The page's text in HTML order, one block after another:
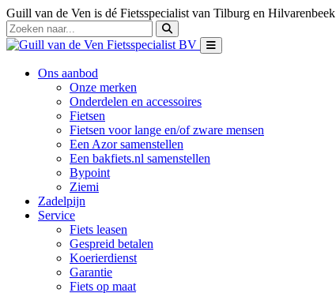
Guill van de Ven is dé Fietsspecialist van Tilburg en Hilvarenbeek
Ons aanbod
Onze merken
Onderdelen en accessoires
Fietsen
Fietsen voor lange en/of zware mensen
Een Azor samenstellen
Een bakfiets.nl samenstellen
Bypoint
Ziemi
Zadelpijn
Service
Fiets leasen
Gespreid betalen
Koerierdienst
Garantie
Fiets op maat